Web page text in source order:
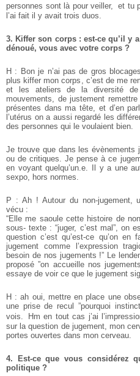
personnes sont là pour veiller, et tu
l’ai fait il y avait trois duos.
3. Kiffer son corps : est-ce qu’il y
dénoué, vous avec votre corps ?
H : Bon je n’ai pas de gros
plus kiffer mon corps, c’est de me
et les ateliers de la diversité
mouvements, de justement
présentes dans ma tête, et d’en
l’utérus on a aussi regardé les
des personnes qui le voulaient bien.
Je trouve que dans les évènements
ou de critiques. Je pense à ce
en voyant quelqu’un.e. Il y a une
sexpo, hors normes.
P : Ah ! Autour du non-jugement,
vécu :
“Elle me saoule cette histoire de
sous- texte : “juger, c’est mal”, on
question c’est qu’est-ce qu’on
jugement comme l’expression
besoin de nos jugements !” Le
proposé ”on accueille nos
essaye de voir ce que le jugement
H : ah oui, mettre en place une
une prise de recul ”pourquoi
vois. Hm en tout cas j’ai
sur la question de jugement, mon
portes ouvertes dans mon cerveau.
4. Est-ce que vous considérez
politique ?